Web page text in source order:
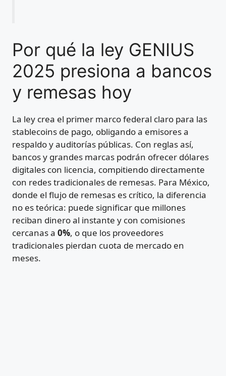
Por qué la ley GENIUS
2025 presiona a bancos
y remesas hoy
La ley crea el primer marco federal claro para las
stablecoins de pago, obligando a emisores a
respaldo y auditorías públicas. Con reglas así,
bancos y grandes marcas podrán ofrecer dólares
digitales con licencia, compitiendo directamente
con redes tradicionales de remesas. Para México,
donde el flujo de remesas es crítico, la diferencia
no es teórica: puede significar que millones
reciban dinero al instante y con comisiones
cercanas a 0%, o que los proveedores
tradicionales pierdan cuota de mercado en
meses.